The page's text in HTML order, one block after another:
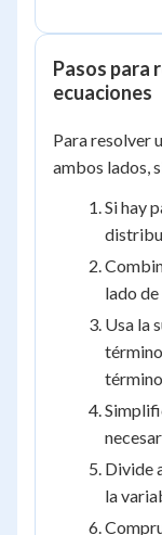
Pasos para
ecuaciones
Para resolver
ambos lados,
Si hay
lado
Usa la
Divide
la